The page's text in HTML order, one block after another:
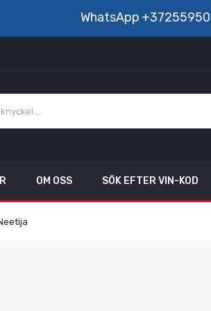
WhatsApp
OM OSS SÖK EFTER VIN-KOD